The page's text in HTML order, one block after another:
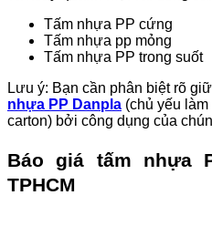
Tấm nhựa PP cứng
Tấm nhựa pp mỏng
Tấm nhựa PP trong suốt
Lưu ý: Bạn cần phân biệt rõ
nhựa PP Danpla (chủ yếu
carton) bởi công dụng của
Báo giá tấm nhựa
TPHCM